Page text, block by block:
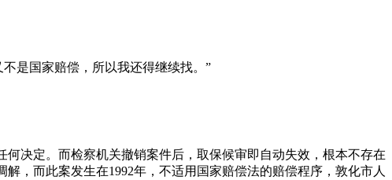
是国家赔偿，所以我还得继续找。”
决定。而检察机关撤销案件后，取保候审即自动失效，根本不存在
，而此案发生在1992年，不适用国家赔偿法的赔偿程序，敦化市人